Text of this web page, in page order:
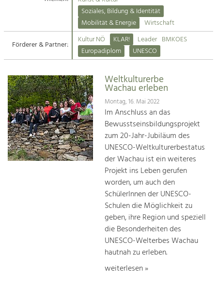
Suche
Impressum
Kontakt
Angebotsentwicklung und
Handwerk, Wissenschaft und Forschung.
Soziales, Bildung &
Identität
Gleichberechtigung, Jugend und
Integration
Mobilität & Energie
Klimawandel, öffentlicher Verkehr und
Steigerung regionaler Wertschöpfung
Soziales, Bildung & Identität
Mobilität & Energie
Wirtschaft
Förderer & Partner:
Kultur NÖ KLAR! Leader BMKOES
Europadiplom
UNESCO
Weltkulturerbe
Wachau erleben
Montag, 16. Mai 2022
Im Anschluss an das
Bewusstseinsbildungsprojekt
zum 20-Jahr-Jubiläum des
UNESCO-Weltkulturerbestatus
der Wachau ist ein weiteres
Projekt ins Leben gerufen
worden, um auch den
SchülerInnen der UNESCO-
Schulen die Möglichkeit zu
geben, ihre Region und speziell
die Besonderheiten des
UNESCO-Welterbes Wachau
hautnah zu erleben.
weiterlesen »